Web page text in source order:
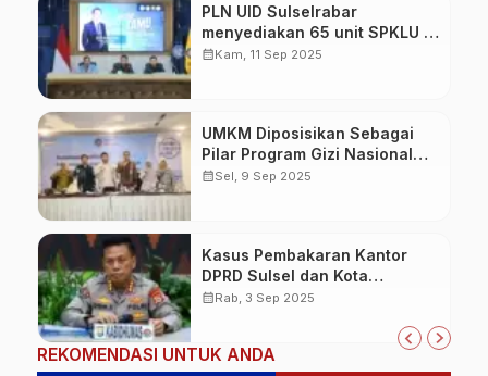
PLN UID Sulselrabar
menyediakan 65 unit SPKLU di
51 lokasi
calendar_monthKam, 11 Sep 2025
UMKM Diposisikan Sebagai
Pilar Program Gizi Nasional
BGN
calendar_monthSel, 9 Sep 2025
Kasus Pembakaran Kantor
DPRD Sulsel dan Kota
Makassar, Polda Sulsel
calendar_monthRab, 3 Sep 2025
REKOMENDASI UNTUK ANDA